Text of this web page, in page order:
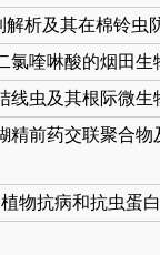
解析及其在棉铃虫
氯喹啉酸的烟田生
线虫及其根际微生
精前药交联聚合
物抗病和抗虫蛋